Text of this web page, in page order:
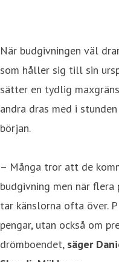
När budgivningen väl
som håller sig till sin
sätter en tydlig
andra dras med i
början.
– Många tror att de
budgivning men när
tar känslorna ofta över.
pengar, utan också om
drömboendet, säger